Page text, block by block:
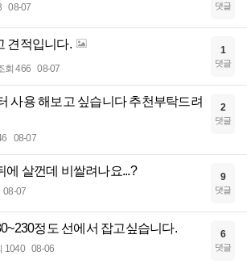
08-07 댓글
견적입니다.
회 466 08-07
1
댓글
사용 해보고 싶습니다 추천부탁드려
08-07
2
댓글
에 살껀데 비쌀려나요...?
08-07
9
댓글
정도 선에서 잡고싶습니다.
1040 08-06
6
댓글